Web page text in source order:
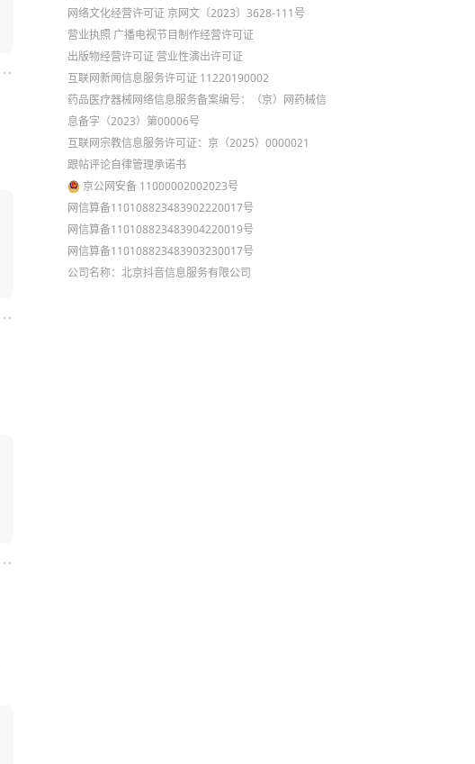
网络文化经营许可证 京网文〔2023〕3628-111号
营业执照 广播电视节目制作经营许可证
出版物经营许可证 营业性演出许可证
互联网新闻信息服务许可证 11220190002
药品医疗器械网络信息服务备案编号：（京）网药械信
息备字（2023）第00006号
互联网宗教信息服务许可证：京（2025）0000021
跟帖评论自律管理承诺书
京公网安备 11000002002023号
网信算备110108823483902220017号
网信算备110108823483904220019号
网信算备110108823483903230017号
公司名称：北京抖音信息服务有限公司